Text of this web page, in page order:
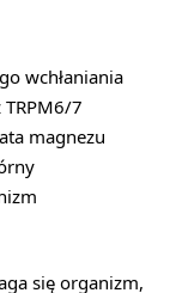
wchłaniania
TRPM6/7
magnezu
się organizm,